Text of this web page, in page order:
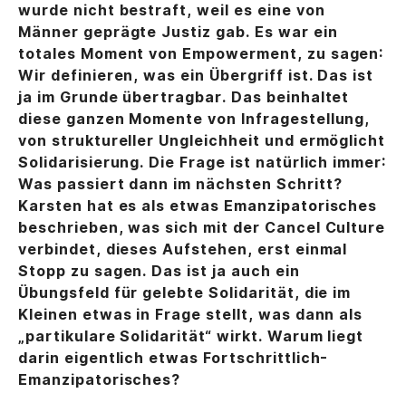
wurde nicht bestraft, weil es eine von
Männer geprägte Justiz gab. Es war ein
totales Moment von Empowerment, zu sagen:
Wir definieren, was ein Übergriff ist. Das ist
ja im Grunde übertragbar. Das beinhaltet
diese ganzen Momente von Infragestellung,
von struktureller Ungleichheit und ermöglicht
Solidarisierung. Die Frage ist natürlich immer:
Was passiert dann im nächsten Schritt?
Karsten hat es als etwas Emanzipatorisches
beschrieben, was sich mit der Cancel Culture
verbindet, dieses Aufstehen, erst einmal
Stopp zu sagen. Das ist ja auch ein
Übungsfeld für gelebte Solidarität, die im
Kleinen etwas in Frage stellt, was dann als
„partikulare Solidarität“ wirkt. Warum liegt
darin eigentlich etwas Fortschrittlich-
Emanzipatorisches?